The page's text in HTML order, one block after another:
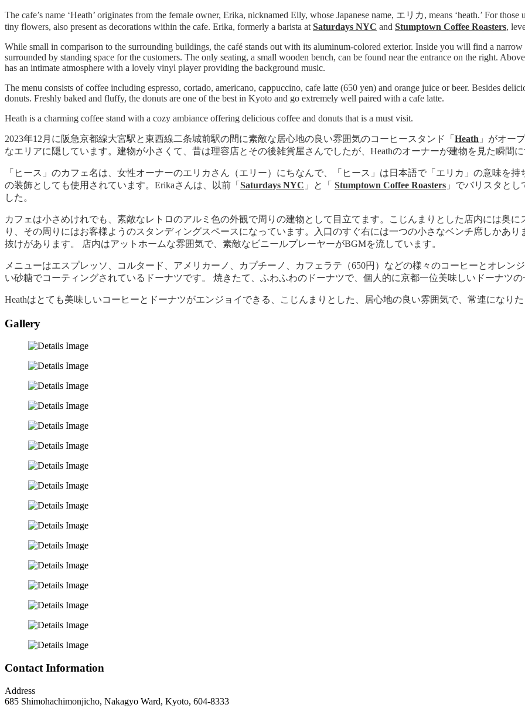
The cafe’s name ‘Heath’ originates from the female owner, Erika, nicknamed Elly, whose Japanese name, エリカ, means ‘heath.’ For
tiny flowers, also present as decorations within the cafe. Erika, formerly a barista at Saturdays NYC and Stumptown Coffee Roasters,
While small in comparison to the surrounding buildings, the café stands out with its aluminum-colored exterior. Inside you will find a
surrounded by standing space for the customers. The only seating, a small wooden bench, can be found near the entrance on the right.
has an intimate atmosphere with a lovely vinyl player providing the background music.
The menu consists of coffee including espresso, cortado, americano, cappuccino, cafe latte (650 yen) and orange juice or beer. Besides
donuts. Freshly baked and fluffy, the donuts are one of the best in Kyoto and go extremely well paired with a cafe latte.
Heath is a charming coffee stand with a cozy ambiance offering delicious coffee and donuts that is a must visit.
2023年12月に阪急京都線大宮駅と東西線二条城前駅の間に素敵な居心地の良い雰囲気のコーヒースタンド「 Heath 」がオー
なエリアに隠しています。建物が小さくて、昔は理容店とその後雑貨屋さんでしたが、Heathのオーナーが建物を見た瞬間
「ヒース」のカフェ名は、女性オーナーのエリカさん（エリー）にちなんで、「ヒース」は日本語で「エリカ」の意味を
の装飾としても使用されています。Erikaさんは、以前「 Saturdays NYC 」と「 Stumptown Coffee Roasters 」でバリスタと
した。
カフェは小さめけれでも、素敵なレトロのアルミ色の外観で周りの建物として目立てます。こじんまりとした店内には奥
り、その周りにはお客様ようのスタンディングスペースになっています。入口のすぐ右には一つの小さなベンチ席しかあ
抜けがあります。 店内はアットホームな雰囲気で、素敵なビニールプレーヤーがBGMを流しています。
メニューはエスプレッソ、コルタード、アメリカーノ、カプチーノ、カフェラテ（650円）などの様々のコーヒーとオレン
い砂糖でコーティングされているドーナツです。 焼きたて、ふわふわのドーナツで、個人的に京都一位美味しいドーナツ
Heathはとても美味しいコーヒーとドーナツがエンジョイできる、こじんまりとした、居心地の良い雰囲気で、常連になり
Gallery
Contact Information
Address
685 Shimohachimonjicho, Nakagyo Ward, Kyoto, 604-8333